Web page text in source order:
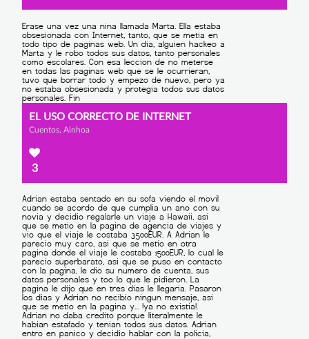
EL USO CORRECTO DE INTERNET
Cuentos, Ainhoa
3